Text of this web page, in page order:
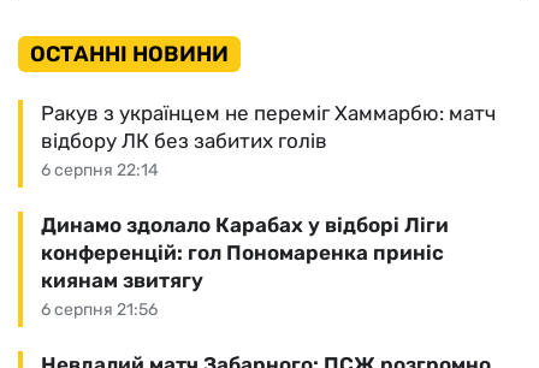
ОСТАННІ НОВИНИ
6 серпня 22:14
Ракув з українцем не переміг Хаммарбю: матч
відбору ЛК без забитих голів
6 серпня 21:56
Динамо здолало Карабах у відборі Ліги
конференцій: гол Пономаренка приніс
киянам звитягу